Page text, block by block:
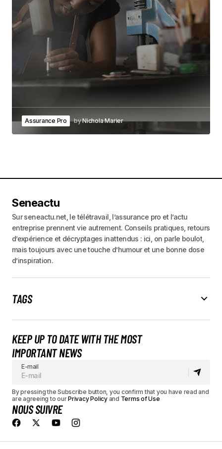
Assurance Pro byNichola Marier
Seneactu
Sur seneactu.net, le télétravail, l’assurance pro et l’actu
entreprise prennent vie autrement. Conseils pratiques, retours
d’expérience et décryptages inattendus : ici, on parle boulot,
mais toujours avec une touche d’humour et une bonne dose
d’inspiration.
TAGS
KEEP UP TO DATE WITH THE MOST
IMPORTANT NEWS
E-mail
By pressing the Subscribe button, you confirm that you have read and
are agreeing to ourPrivacy Policyand Terms of Use
NOUS SUIVRE